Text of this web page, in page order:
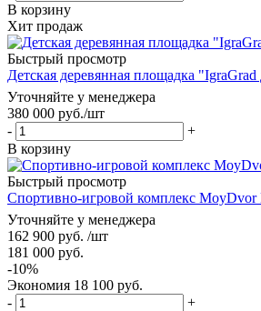
В корзину
Хит продаж
Быстрый просмотр
Детская деревянная площадка
Уточняйте у менеджера
380 000 руб./шт
-
+
В корзину
Быстрый просмотр
Спортивно-игровой комплекс
Уточняйте у менеджера
162 900 руб. /шт
181 000 руб.
-10%
Экономия 18 100 руб.
-
+